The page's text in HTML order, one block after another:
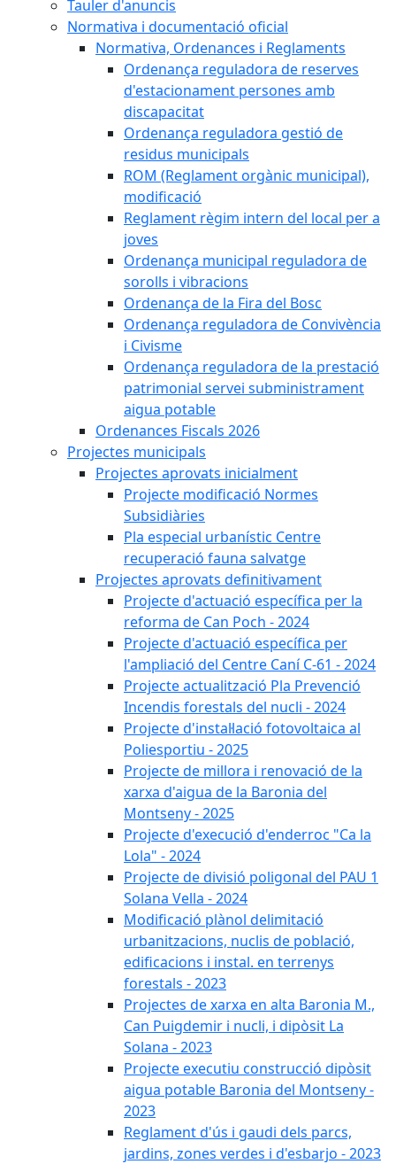
Tauler d'anuncis
Normativa i documentació oficial
Normativa, Ordenances i Reglaments
Ordenança reguladora de reserves
d'estacionament persones amb
discapacitat
Ordenança reguladora gestió de
residus municipals
ROM (Reglament orgànic municipal),
modificació
Reglament règim intern del local per a
joves
Ordenança municipal reguladora de
sorolls i vibracions
Ordenança de la Fira del Bosc
Ordenança reguladora de Convivència
i Civisme
Ordenança reguladora de la prestació
patrimonial servei subministrament
aigua potable
Ordenances Fiscals 2026
Projectes municipals
Projectes aprovats inicialment
Projecte modificació Normes
Subsidiàries
Pla especial urbanístic Centre
recuperació fauna salvatge
Projectes aprovats definitivament
Projecte d'actuació específica per la
reforma de Can Poch - 2024
Projecte d'actuació específica per
l'ampliació del Centre Caní C-61 - 2024
Projecte actualització Pla Prevenció
Incendis forestals del nucli - 2024
Projecte d'instal·lació fotovoltaica al
Poliesportiu - 2025
Projecte de millora i renovació de la
xarxa d'aigua de la Baronia del
Montseny - 2025
Projecte d'execució d'enderroc "Ca la
Lola" - 2024
Projecte de divisió poligonal del PAU 1
Solana Vella - 2024
Modificació plànol delimitació
urbanitzacions, nuclis de població,
edificacions i instal. en terrenys
forestals - 2023
Projectes de xarxa en alta Baronia M.,
Can Puigdemir i nucli, i dipòsit La
Solana - 2023
Projecte executiu construcció dipòsit
aigua potable Baronia del Montseny -
2023
Reglament d'ús i gaudi dels parcs,
jardins, zones verdes i d'esbarjo - 2023